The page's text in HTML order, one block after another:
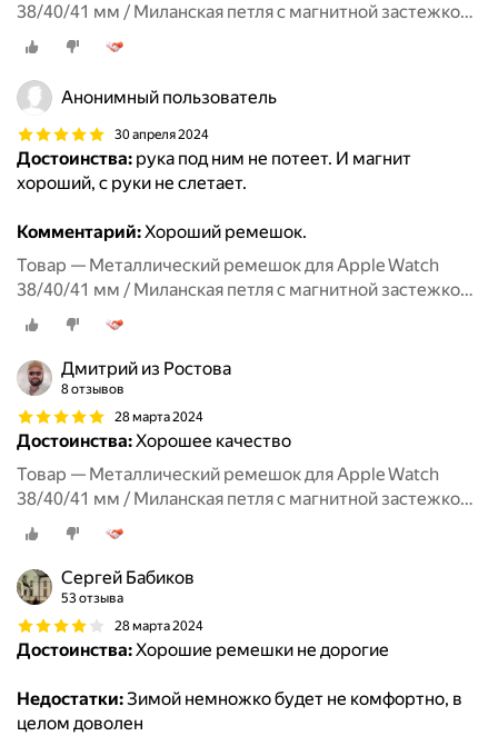
38/40/41 мм / Миланская петля с магнитной застежкой
для Эпл Вотч 1-10, SE, Красный
Анонимный пользователь
30 апреля 2024
Достоинства: рука под ним не потеет. И магнит
хороший, с руки не слетает.
Комментарий:Хороший ремешок.
Товар — Металлический ремешок для Apple Watch
38/40/41 мм / Миланская петля с магнитной застежкой
для Эпл Вотч 1-10, SE, Красный
Дмитрий из Ростова
8 отзывов
28 марта 2024
Достоинства:Хорошее качество
Товар — Металлический ремешок для Apple Watch
38/40/41 мм / Миланская петля с магнитной застежкой
для Эпл Вотч 1-10, SE, Красный
Сергей Бабиков
53 отзыва
28 марта 2024
Достоинства:Хорошие ремешки не дорогие
Недостатки:Зимой немножко будет не комфортно, в
целом доволен